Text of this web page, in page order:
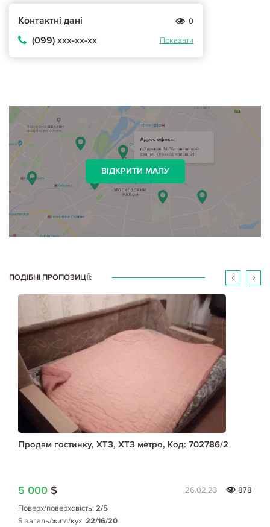
Контактні дані 0
(099) ххх-хх-хх Показати
ВІДКРИТИ МАПУ
ПОДІБНІ ПРОПОЗИЦІЇ:
Продам гостинку, ХТЗ, ХТЗ метро, Код: 702786/2
5 000 $ 26.02.23
878
Поверх/поверховість: 2/5
S загаль/житл/кух: 22/16/20